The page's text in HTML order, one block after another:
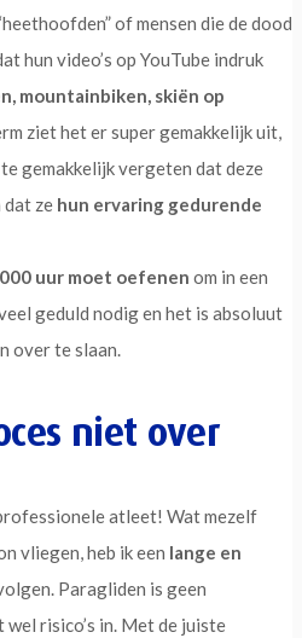
of mensen die de dood
hun video’s op YouTube indruk
mountainbiken, skiën op
ziet het er super gemakkelijk uit,
gemakkelijk vergeten dat deze
dat ze hun ervaring gedurende
uur moet oefenen om in een
geduld nodig en het is absoluut
over te slaan.
niet over
atleet! Wat mezelf
vliegen, heb ik een lange en
Paragliden is geen
risico’s in. Met de juiste